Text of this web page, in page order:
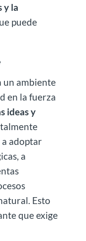
y la
puede
un ambiente
en la fuerza
ideas y
a adoptar
a
Esto
que exige